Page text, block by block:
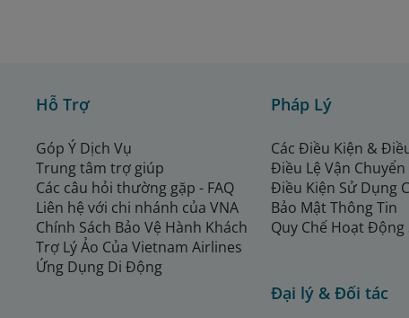
Hỗ Trợ
Góp Ý Dịch Vụ
Trung tâm trợ giúp
Các câu hỏi thường gặp - FAQ
Liên hệ với chi nhánh của VNA
Chính Sách Bảo Vệ Hành Khách
Trợ Lý Ảo Của Vietnam Airlines
Ứng Dụng Di Động
Pháp Lý
Các Điều Kiện &
Điều Lệ Vận Chuyển
Điều Kiện Sử Dụng
Bảo Mật Thông Tin
Quy Chế Hoạt Động
Đại lý & Đối tác